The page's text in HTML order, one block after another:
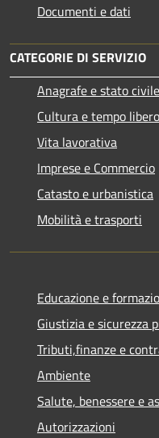
Documenti e dati
CATEGORIE DI SERVIZIO
Anagrafe e stato civile
Cultura e tempo libero
Vita lavorativa
Imprese e Commercio
Catasto e urbanistica
Mobilità e trasporti
Educazione e
Giustizia e sicurezza
Tributi,finanze e
Ambiente
Salute, benessere e
Autorizzazioni